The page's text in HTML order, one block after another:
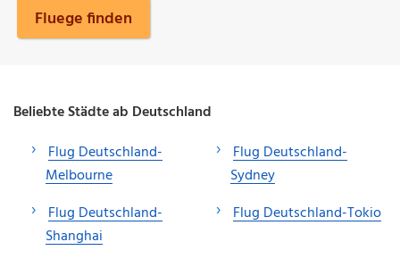
Fluege finden
Beliebte Städte ab Deutschland
Flug Deutschland-
Melbourne
Flug Deutschland-
Shanghai
Flug Deutschland-
Sydney
Flug Deutschland-Tokio